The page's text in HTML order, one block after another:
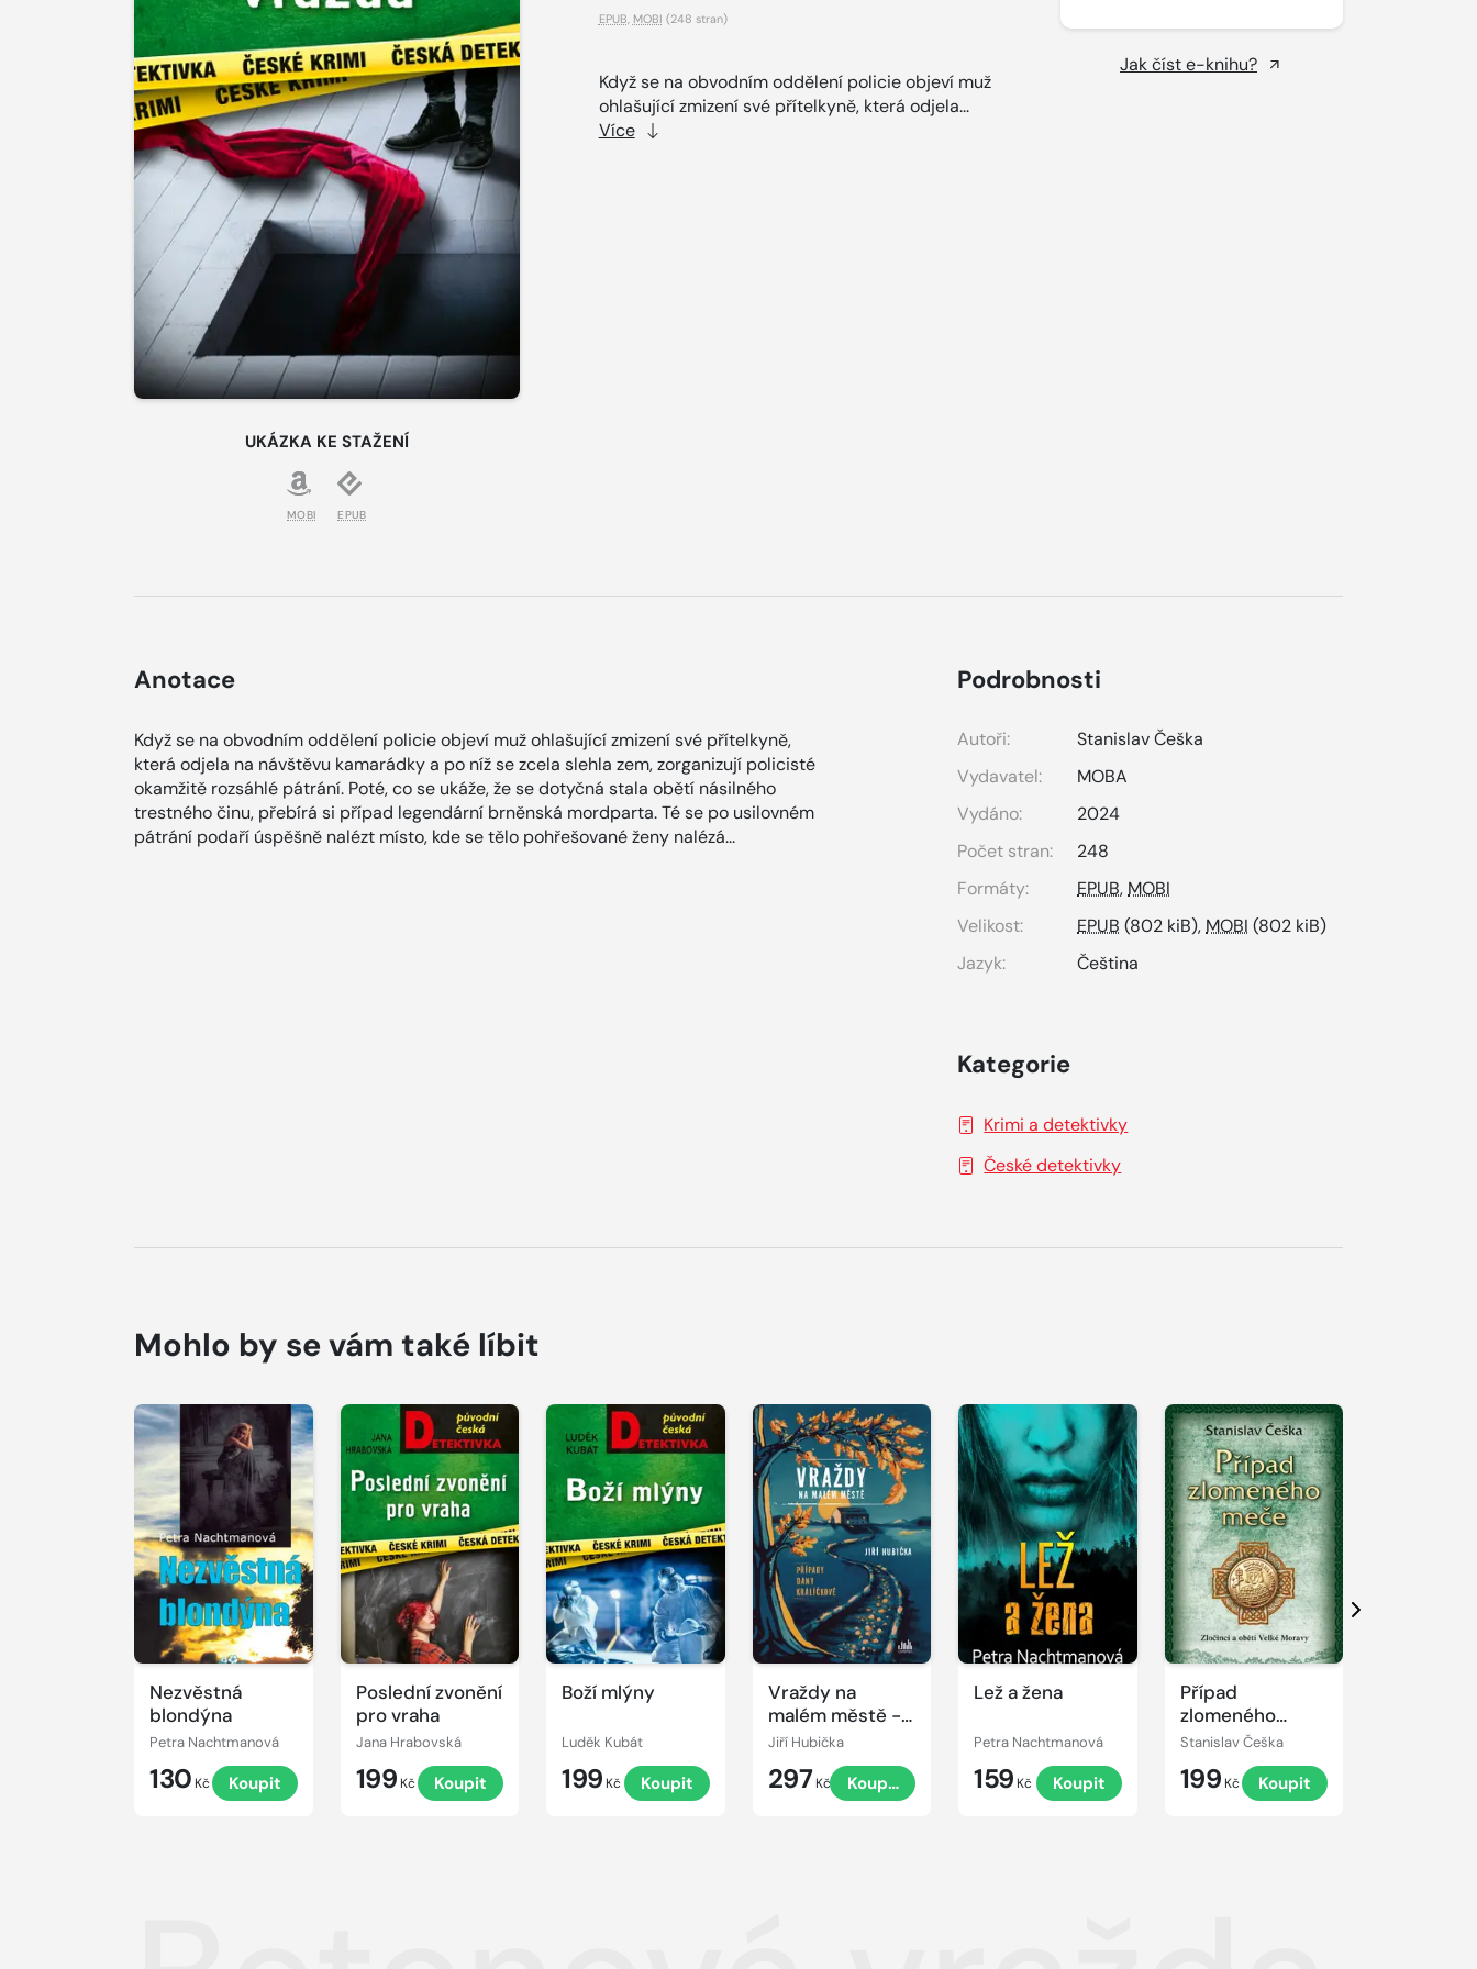
UKÁZKA KE STAŽENÍ
MOBI EPUB
EPUB MOBI (248 stran)
Když se na obvodním oddělení policie objeví muž
ohlašující zmizení své přítelkyně, která odjela...
Více
Jak číst e-knihu?
Anotace
Když se na obvodním oddělení policie objeví muž ohlašující zmizení své přítelkyně,
která odjela na návštěvu kamarádky a po níž se zcela slehla zem, zorganizují policisté
okamžitě rozsáhlé pátrání. Poté, co se ukáže, že se dotyčná stala obětí násilného
trestného činu, přebírá si případ legendární brněnská mordparta. Té se po usilovném
pátrání podaří úspěšně nalézt místo, kde se tělo pohřešované ženy nalézá...
Podrobnosti
Autoři:
Stanislav Češka
Vydavatel:
MOBA
Vydáno:
2024
Počet stran:
248
Formáty:
EPUB, MOBI
Velikost:
EPUB (802 kiB), MOBI (802 kiB)
Jazyk:
Čeština
Kategorie
Krimi a detektivky
České detektivky
Mohlo by se vám také líbit
Nezvěstná
blondýna
Petra Nachtmanová
130 Kč Koupit
Poslední zvonění
pro vraha
Jana Hrabovská
199 Kč Koupit
Boží mlýny
Luděk Kubát
199 Kč Koupit
Vraždy na
malém městě -
Případy Dany
Králíčkové
Jiří Hubička
297 Kč Koupit
Lež a žena
Petra Nachtmanová
159 Kč Koupit
Případ
zlomeného
meče
Stanislav Češka
199 Kč Koupit
Další